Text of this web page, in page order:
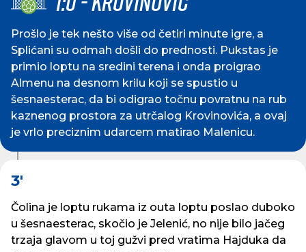
Prošlo je tek nešto više od četiri minute igre, a
Splićani su odmah došli do prednosti. Pukstas je
primio loptu na sredini terena i onda proigrao
Almenu na desnom krilu koji se spustio u
šesnaesterac, da bi odigrao točnu povratnu na rub
kaznenog prostora za utrčalog Krovinovića, a ovaj
je vrlo preciznim udarcem matirao Malenicu.
3'
Čolina je loptu rukama iz outa loptu poslao duboko
u šesnaesterac, skočio je Jelenić, no nije bilo jačeg
trzaja glavom u toj gužvi pred vratima Hajduka da